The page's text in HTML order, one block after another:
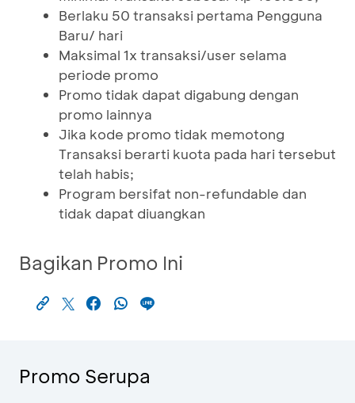
Berlaku 50 transaksi pertama Pengguna
Baru/ hari
Maksimal 1x transaksi/user selama
periode promo
Promo tidak dapat digabung dengan
promo lainnya
Jika kode promo tidak memotong
Transaksi berarti kuota pada hari tersebut
telah habis;
Program bersifat non-refundable dan
tidak dapat diuangkan
Bagikan Promo Ini
Promo Serupa